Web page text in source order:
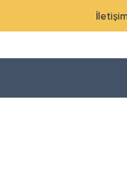
İletişim